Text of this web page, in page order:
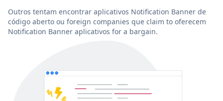
Outros tentam encontrar aplicativos Notification Banner de
código aberto ou foreign companies que claim to oferecem
Notification Banner aplicativos for a bargain.